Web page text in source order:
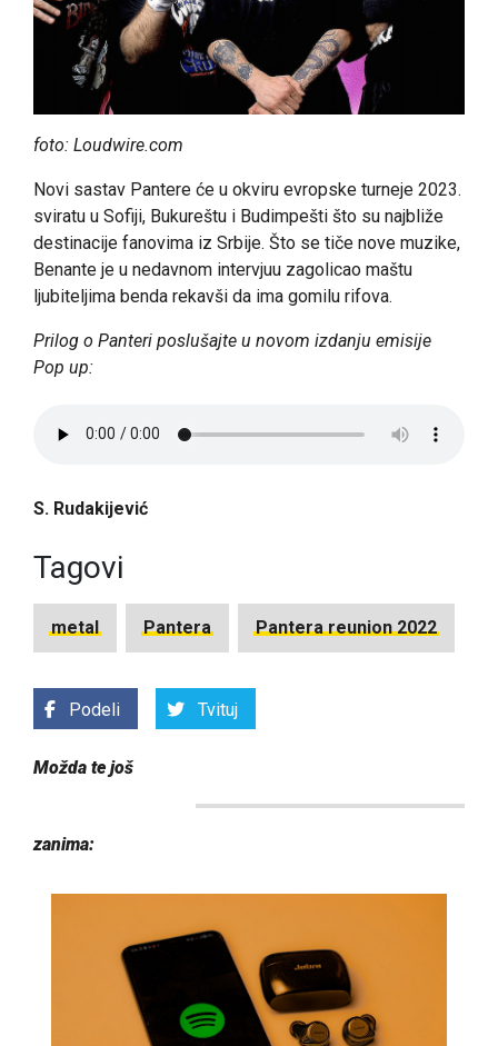
foto: Loudwire.com
Novi sastav Pantere će u okviru evropske turneje 2023.
sviratu u Sofiji, Bukureštu i Budimpešti što su najbliže
destinacije fanovima iz Srbije. Što se tiče nove muzike,
Benante je u nedavnom intervjuu zagolicao maštu
ljubiteljima benda rekavši da ima gomilu rifova.
Prilog o Panteri poslušajte u novom izdanju emisije
Pop up:
S. Rudakijević
Tagovi
metal Pantera Pantera reunion 2022
Podeli Tvituj
Možda te još
zanima: